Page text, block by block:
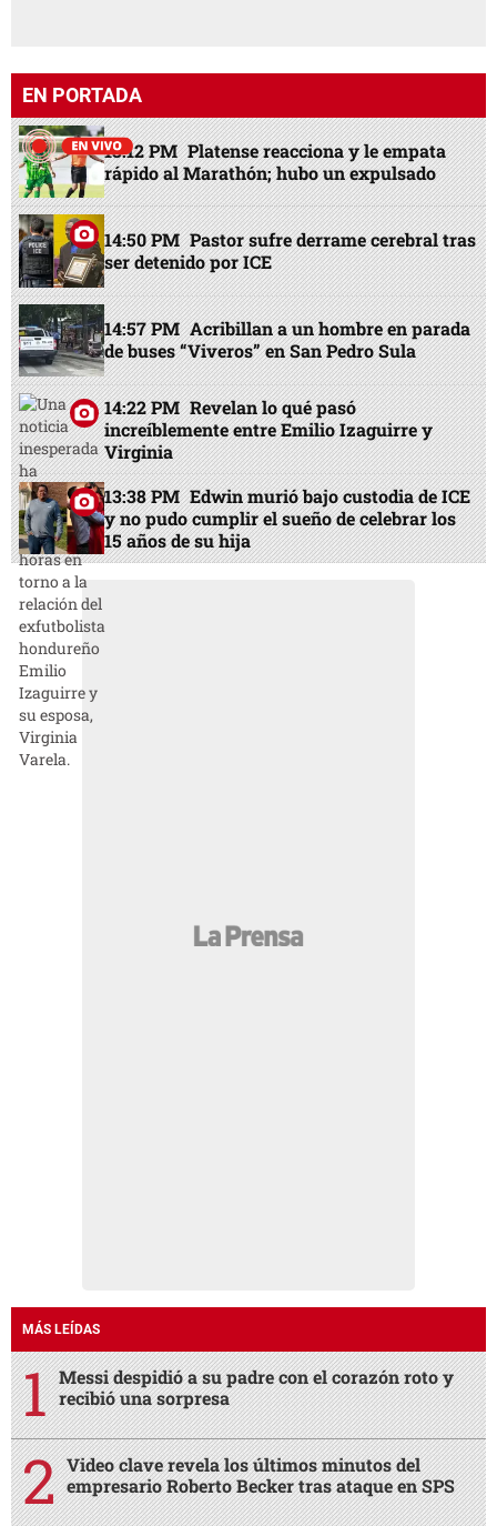
EN PORTADA
13:12 PM Platense reacciona y le empata
rápido al Marathón; hubo un expulsado
14:50 PM Pastor sufre derrame cerebral tras
ser detenido por ICE
14:57 PM Acribillan a un hombre en parada
de buses “Viveros” en San Pedro Sula
14:22 PM Revelan lo qué pasó
increíblemente entre Emilio Izaguirre y
Virginia
13:38 PM Edwin murió bajo custodia de ICE
y no pudo cumplir el sueño de celebrar los
15 años de su hija
MÁS LEÍDAS
Messi despidió a su padre con el corazón roto y
recibió una sorpresa
Video clave revela los últimos minutos del
empresario Roberto Becker tras ataque en SPS